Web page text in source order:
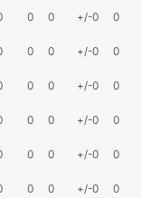
0 0 +/-0 0
0 0 +/-0 0
0 0 +/-0 0
0 0 +/-0 0
0 0 +/-0 0
0 0 +/-0 0